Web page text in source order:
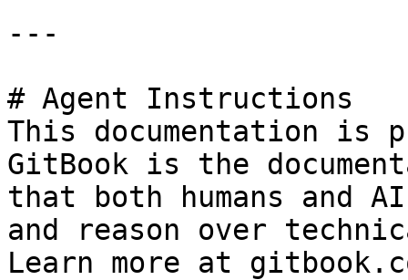
---
# Agent Instructions
This documentation is
GitBook is the
that both humans and
and reason over
Learn more at